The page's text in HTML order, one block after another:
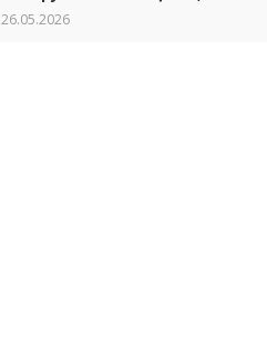
Гродно
26.05.2026